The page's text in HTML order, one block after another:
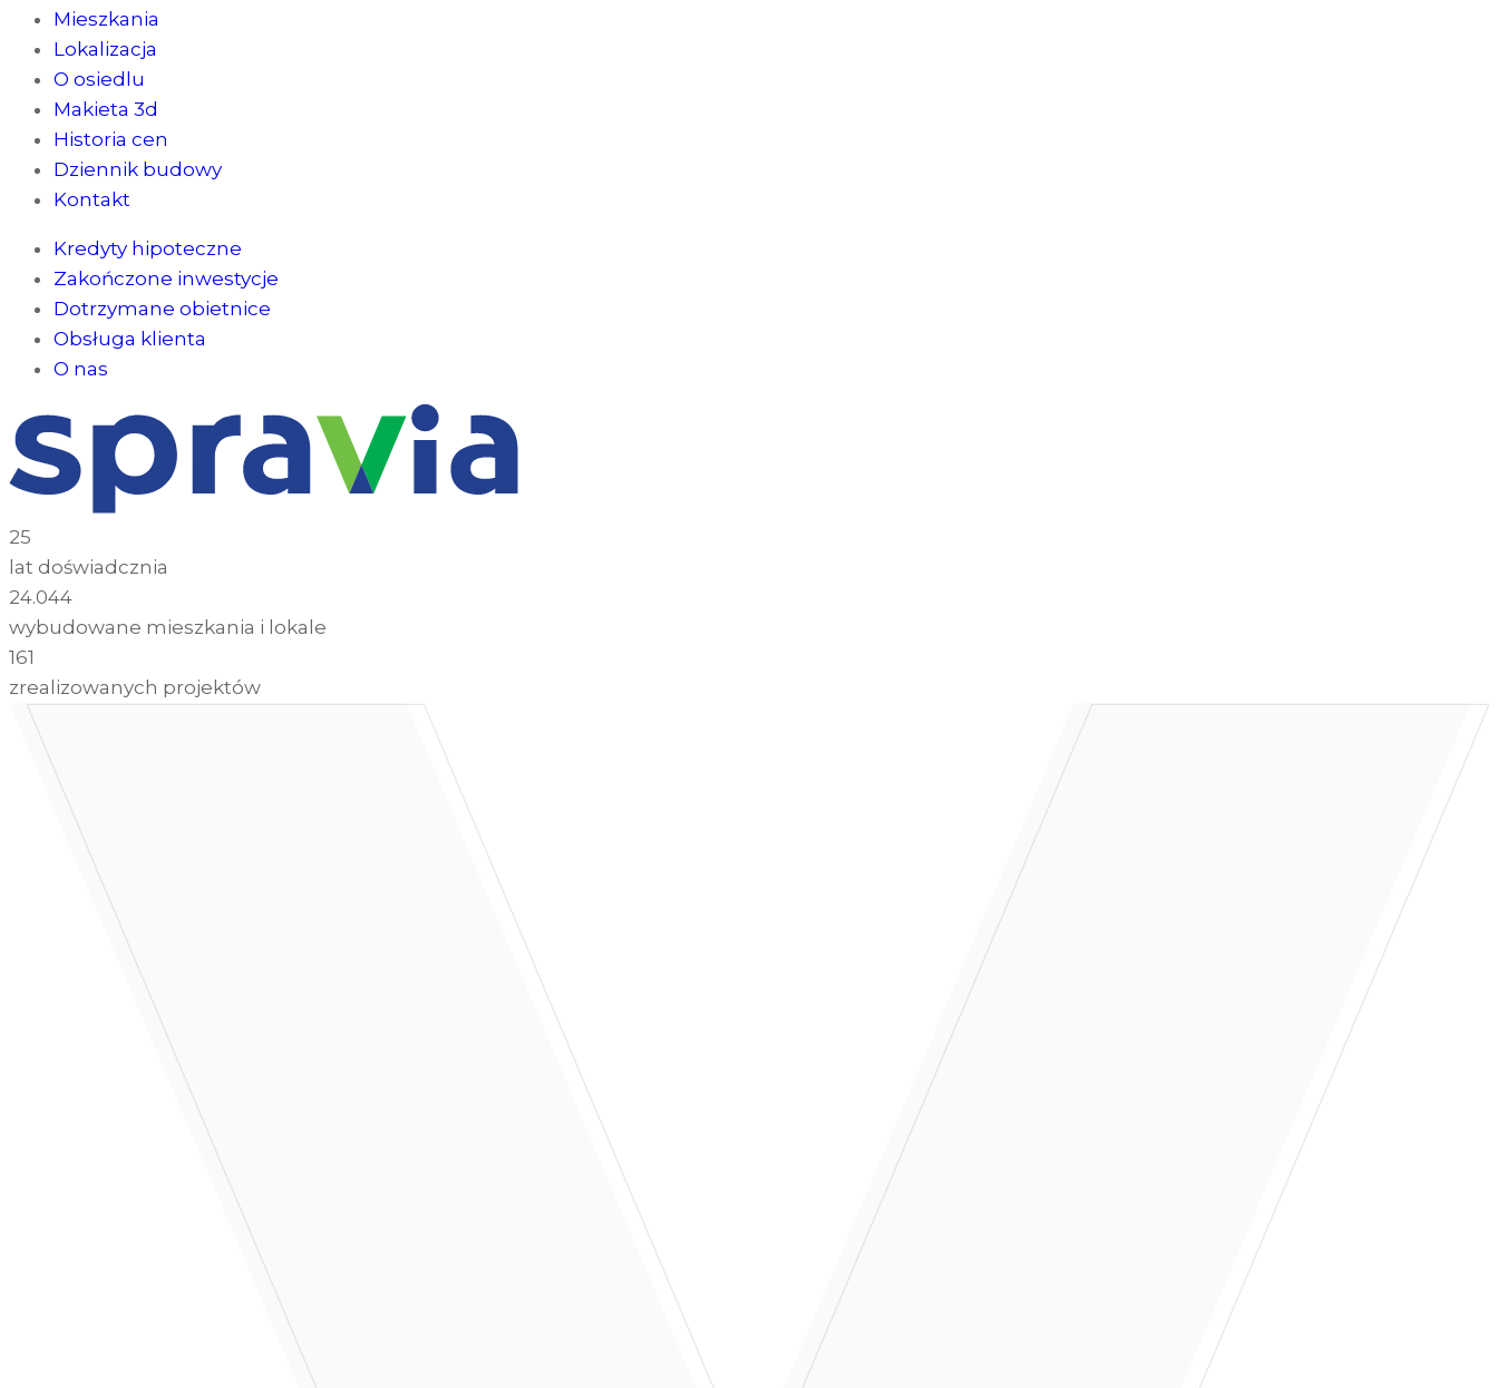
Mieszkania
Lokalizacja
O osiedlu
Makieta 3d
Historia cen
Dziennik budowy
Kontakt
Kredyty hipoteczne
Zakończone inwestycje
Dotrzymane obietnice
Obsługa klienta
O nas
25
lat doświadcznia
24.044
wybudowane mieszkania i lokale
161
zrealizowanych projektów